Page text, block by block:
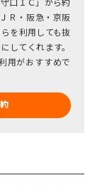
口ＩＣ」から約
Ｒ・阪急・京阪
を利用しても抜
してくれます。
用がおすすめで